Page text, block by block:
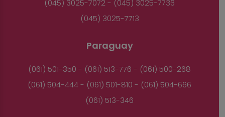
(045) 3025-7072 - (045) 3025-7736
(045) 3025-7713
Paraguay
(061) 501-350 - (061) 513-776 - (061) 500-268
(061) 504-444 - (061) 501-810 - (061) 504-666
(061) 513-346